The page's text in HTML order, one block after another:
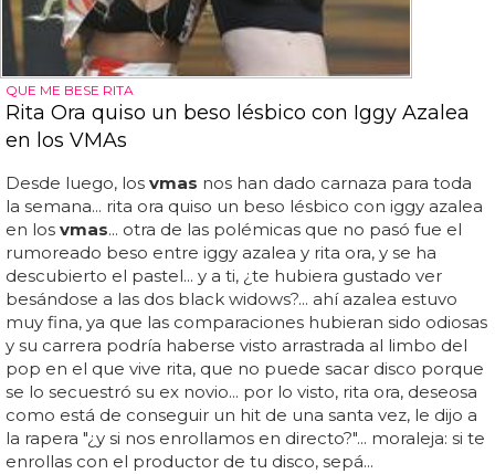
QUE ME BESE RITA
Rita Ora quiso un beso lésbico con Iggy Azalea
en los VMAs
Desde luego, los vmas nos han dado carnaza para toda
la semana... rita ora quiso un beso lésbico con iggy azalea
en los vmas... otra de las polémicas que no pasó fue el
rumoreado beso entre iggy azalea y rita ora, y se ha
descubierto el pastel... y a ti, ¿te hubiera gustado ver
besándose a las dos black widows?... ahí azalea estuvo
muy fina, ya que las comparaciones hubieran sido odiosas
y su carrera podría haberse visto arrastrada al limbo del
pop en el que vive rita, que no puede sacar disco porque
se lo secuestró su ex novio... por lo visto, rita ora, deseosa
como está de conseguir un hit de una santa vez, le dijo a
la rapera "¿y si nos enrollamos en directo?"... moraleja: si te
enrollas con el productor de tu disco, sepá...